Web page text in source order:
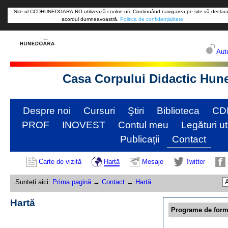
Site-ul CCDHUNEDOARA.RO utilizează cookie-uri. Continuând navigarea pe site vă
acordul dumneavoastră. Politica de confidențialitate
Casa Corpului Didactic
Despre noi Cursuri Ştiri Biblioteca
PROF
INOVEST Contul meu
Legături
Publicații
Contact
Carte de vizită Hartă Mesaje Twitter
Sunteți aici: Prima pagină→ Contact → Hartă
Programe de
Hartă